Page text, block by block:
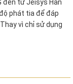
đến từ Jeisys Hàn
phát tia để đáp
vì chỉ sử dụng